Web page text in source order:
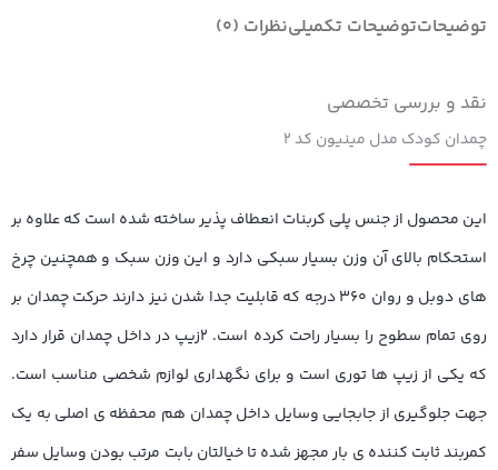
توضیحاتتوضیحات تکمیلینظرات (0)
نقد و بررسی تخصصی
چمدان کودک مدل مینیون کد ۲
این محصول از جنس پلی کربنات انعطاف پذیر ساخته شده است که علاوه بر
استحکام بالای آن وزن بسیار سبکی دارد و این وزن سبک و همچنین چرخ
های دوبل و روان ۳۶۰ درجه که قابلیت جدا شدن نیز دارند حرکت چمدان بر
روی تمام سطوح را بسیار راحت کرده است. ۲زیپ در داخل چمدان قرار دارد
که یکی از زیپ ها توری است و برای نگهداری لوازم شخصی مناسب است.
جهت جلوگیری از جابجایی وسایل داخل چمدان هم محفظه ی اصلی به یک
کمربند ثابت کننده ی بار مجهز شده تا خیالتان بابت مرتب بودن وسایل سفر